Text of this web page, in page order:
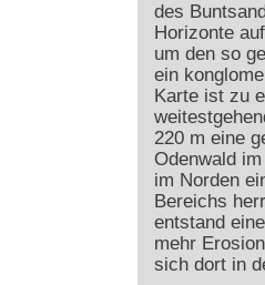
des
Horizonte
um den so
ein
Karte ist zu
220 m eine
Odenwald
im Norden
Bereichs
entstand
mehr
sich dort in